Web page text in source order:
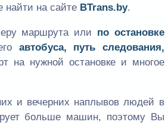
найти на сайте BTrans.by.
маршрута или по остановке
автобуса, путь следования,
на нужной остановке и многое
и вечерних наплывов людей в
больше машин, поэтому Вы